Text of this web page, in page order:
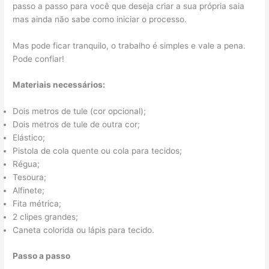
passo a passo para você que deseja criar a sua própria saia
mas ainda não sabe como iniciar o processo.
Mas pode ficar tranquilo, o trabalho é simples e vale a pena.
Pode confiar!
Materiais necessários:
Dois metros de tule (cor opcional);
Dois metros de tule de outra cor;
Elástico;
Pistola de cola quente ou cola para tecidos;
Régua;
Tesoura;
Alfinete;
Fita métrica;
2 clipes grandes;
Caneta colorida ou lápis para tecido.
Passo a passo